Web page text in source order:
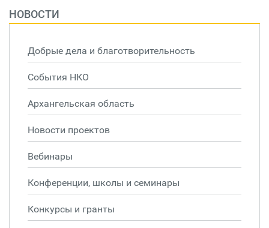
НОВОСТИ
Добрые дела и благотворительность
События НКО
Архангельская область
Новости проектов
Вебинары
Конференции, школы и семинары
Конкурсы и гранты